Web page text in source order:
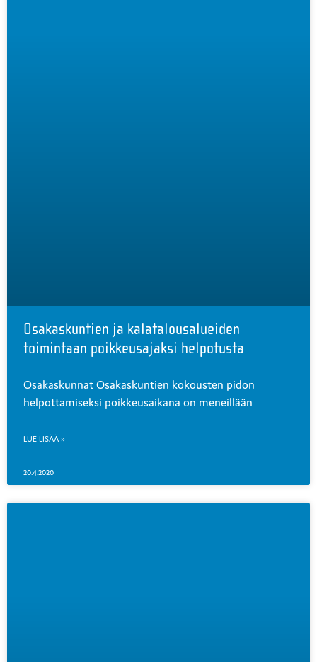
Osakaskuntien ja kalatalousalueiden
toimintaan poikkeusajaksi helpotusta
Osakaskunnat Osakaskuntien kokousten pidon
helpottamiseksi poikkeusaikana on meneillään
LUE LISÄÄ »
20.4.2020